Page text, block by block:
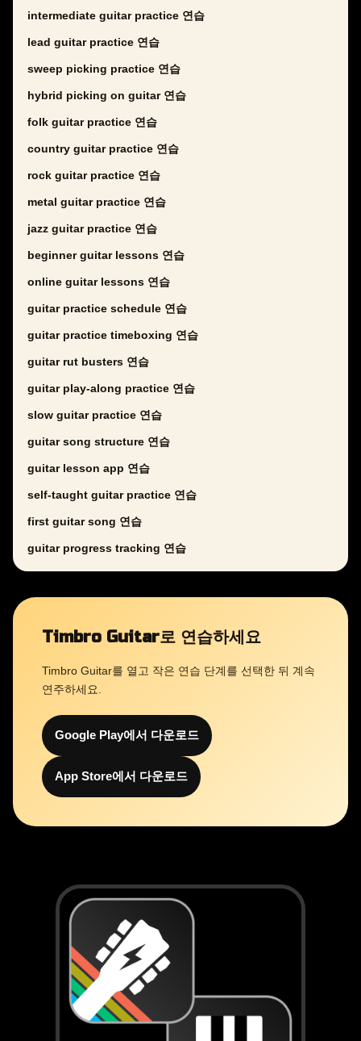
intermediate guitar practice 연습
lead guitar practice 연습
sweep picking practice 연습
hybrid picking on guitar 연습
folk guitar practice 연습
country guitar practice 연습
rock guitar practice 연습
metal guitar practice 연습
jazz guitar practice 연습
beginner guitar lessons 연습
online guitar lessons 연습
guitar practice schedule 연습
guitar practice timeboxing 연습
guitar rut busters 연습
guitar play-along practice 연습
slow guitar practice 연습
guitar song structure 연습
guitar lesson app 연습
self-taught guitar practice 연습
first guitar song 연습
guitar progress tracking 연습
Timbro Guitar로 연습하세요
Timbro Guitar를 열고 작은 연습 단계를 선택한 뒤 계속
연주하세요.
Google Play에서 다운로드
App Store에서 다운로드